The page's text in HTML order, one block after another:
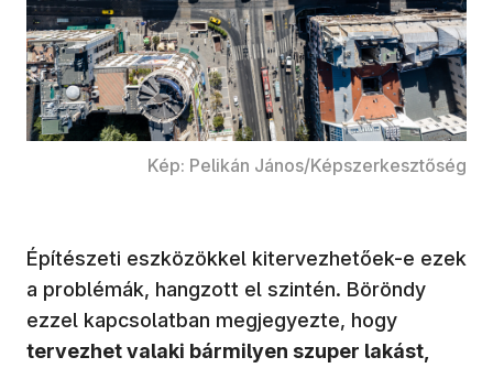
Kép: Pelikán János/Képszerkesztőség
Építészeti eszközökkel kitervezhetőek-e ezek
a problémák, hangzott el szintén. Böröndy
ezzel kapcsolatban megjegyezte, hogy
tervezhet valaki bármilyen szuper lakást,